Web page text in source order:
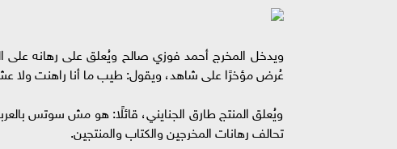
ويدخل المخرج أحمد فوزي صالح ويُعلق على رهانه
عُرض مؤخرًا على شاهد، ويقول: طيب ما أنا راهنت ولا
ويُعلق المنتج طارق الجنايني، قائلًا: هو مش سوتس
تحالف رهانات المخرجين والكتاب والمنتجين.